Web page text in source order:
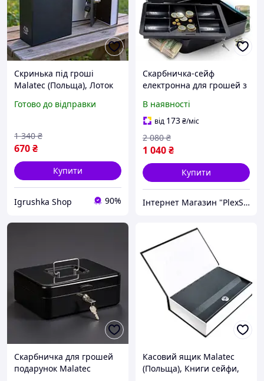
Скринька під гроші
Malatec (Польща), Лоток
велика, Міні сейф
грошей пристрій, RYH
Готово до відправки
670₴
1 340 ₴
Купити
Igrushka Shop 90%
Скарбничка-сейф
електронна для грошей з
(Польща), Скарбничка-
сейф з кодовим замком,
CQS
В наявності
від 173₴/міс
1 040₴
2 080 ₴
Купити
Інтернет Магазин "PlexStore"
Скарбничка для грошей
подарунок Malatec
Касовий ящик Malatec
(Польща), Книги сейфи,